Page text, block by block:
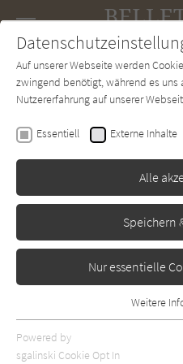
SUCHE Forum
Mercedes
Standard
Alle Kategorien anzeigen
Auf unserer Webseite werden
zwingend benötigt, während es uns
Nutzererfahrung auf unserer
Essentiell Externe Inhalte
Alle
Speichern
Nur essentielle
Essentielle Cookies werden für
Webseite benötigt. Dadurch ist
Weitere
Powered by
sgalinski Cookie Opt In